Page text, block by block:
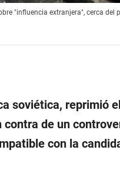
"influencia extranjera", cerca del
soviética, reprimió
contra de un
con la